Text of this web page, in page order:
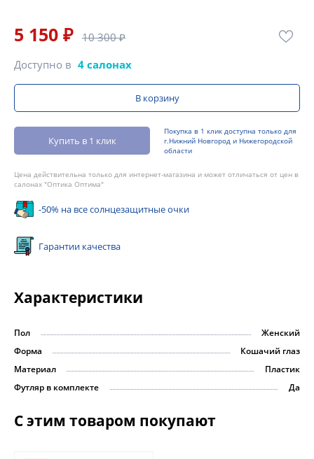
5 150 ₽ 10 300 ₽
Доступно в 4 салонах
В корзину
Купить в 1 клик
Покупка в 1 клик доступна только для
г.Нижний Новгород и Нижегородской
области
Цена действительна только для интернет-магазина и может отличаться от цен в
салонах "Оптика Оптима"
-50% на все солнцезащитные очки
Гарантии качества
Характеристики
Пол
Женский
Форма
Кошачий глаз
Материал
Пластик
Футляр в комплекте
Да
С этим товаром покупают